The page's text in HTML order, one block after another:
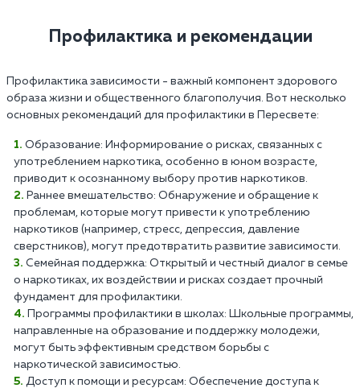
Профилактика и рекомендации
Профилактика зависимости - важный компонент здорового
образа жизни и общественного благополучия. Вот несколько
основных рекомендаций для профилактики в Пересвете:
Образование: Информирование о рисках, связанных с
употреблением наркотика, особенно в юном возрасте,
приводит к осознанному выбору против наркотиков.
Раннее вмешательство: Обнаружение и обращение к
проблемам, которые могут привести к употреблению
наркотиков (например, стресс, депрессия, давление
сверстников), могут предотвратить развитие зависимости.
Семейная поддержка: Открытый и честный диалог в семье
о наркотиках, их воздействии и рисках создает прочный
фундамент для профилактики.
Программы профилактики в школах: Школьные программы,
направленные на образование и поддержку молодежи,
могут быть эффективным средством борьбы с
наркотической зависимостью.
Доступ к помощи и ресурсам: Обеспечение доступа к